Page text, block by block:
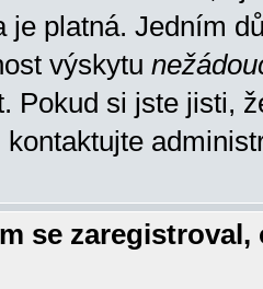
je platná. Jedním
výskytu
Pokud si jste jisti,
se